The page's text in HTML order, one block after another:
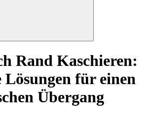
Rand Kaschieren:
für einen
Übergang